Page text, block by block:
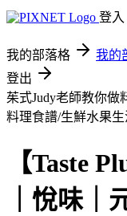
登入
我的部落格 我的
登出
茱式Judy老師教你做
料理食譜/生鮮水果
【Taste
｜悅味｜